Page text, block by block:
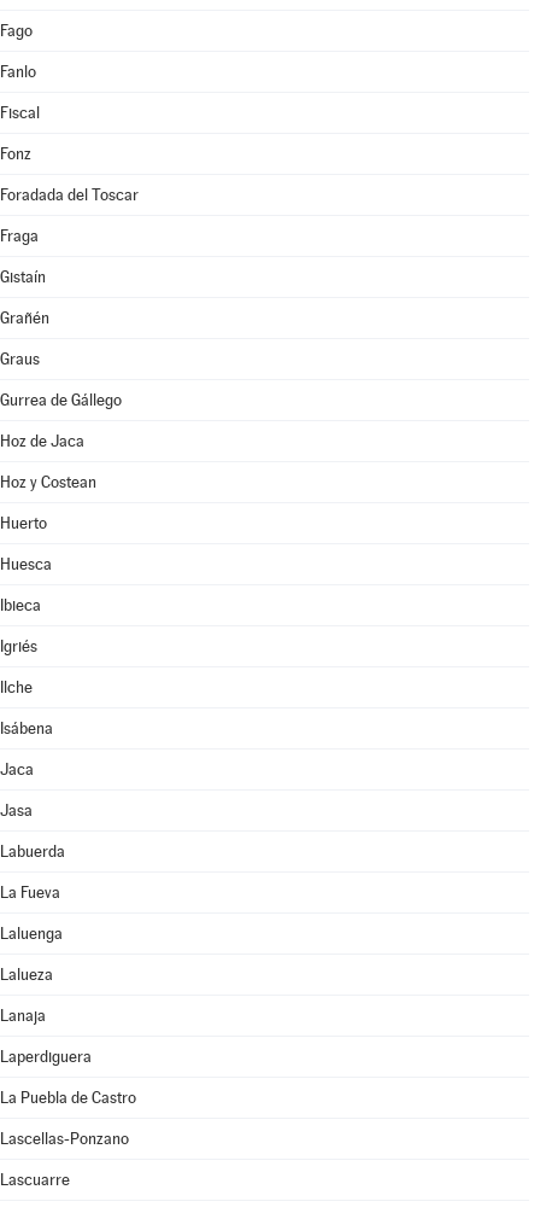
Fago
Fanlo
Fiscal
Fonz
Foradada del Toscar
Fraga
Gistaín
Grañén
Graus
Gurrea de Gállego
Hoz de Jaca
Hoz y Costean
Huerto
Huesca
Ibieca
Igriés
Ilche
Isábena
Jaca
Jasa
Labuerda
La Fueva
Laluenga
Lalueza
Lanaja
Laperdiguera
La Puebla de Castro
Lascellas-Ponzano
Lascuarre